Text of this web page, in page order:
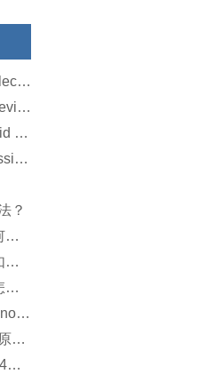
電腦開機出現reboot and select怎麼辦？
電腦開機出現no bootable device怎麼解決？
電腦開機出現黑屏提示Invalid partition table錯誤如何解決？
電腦啟動提示bootmgr is missing如何解決？
？
u盤裝系統出現電腦白屏如何解決？
電腦藍屏代碼0x0000007e如何解決？
電腦藍屏代碼0x00000024怎麼解決？
u盤裝系統開機黑屏出現cannot load file如何解決？
電腦重裝系統後出現藍屏的原因分析
開機進入pe藍屏0x000000b4怎麼解決？